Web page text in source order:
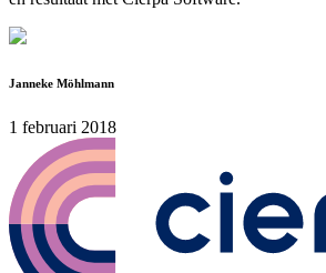
Janneke Möhlmann
1 februari 2018